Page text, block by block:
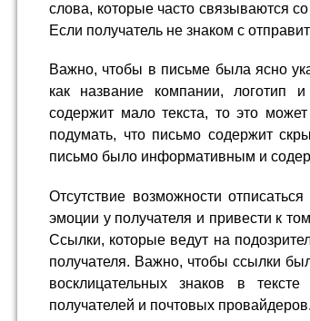
слова, которые часто связываются
Если получатель не знаком с
Важно, чтобы в письме была ясно
как название компании, логотип
содержит мало текста, то это
подумать, что письмо содержит
письмо было информативным и
Отсутствие возможности
эмоции у получателя и привести к
Ссылки, которые ведут на
получателя. Важно, чтобы ссылки
восклицательных знаков в
получателей и почтовых провайдеров.